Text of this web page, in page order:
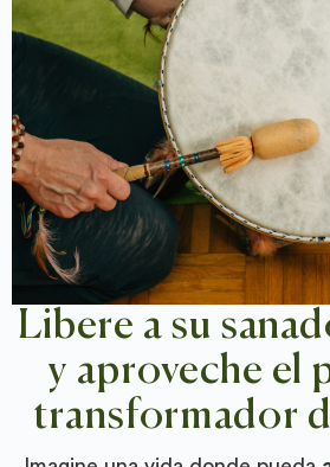
Libere a su
y aproveche el
transformador